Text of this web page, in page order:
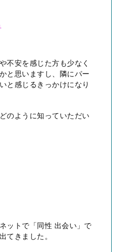
不安を感じた方も少なく
と思いますし、隣にパー
と感じるきっかけになり
のように知っていただい
ットで「同性 出会い」で
てきました。